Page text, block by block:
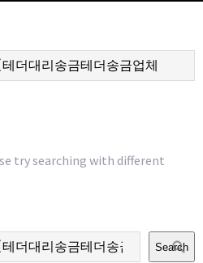
try searching with different
Search